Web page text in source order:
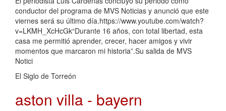
conductor del programa de MVS Noticias y anunció que este
viernes será su último día.https://www.youtube.com/watch?
v=LKMH_XcHcGk“Durante 16 años, con total libertad, esta
casa me permitió aprender, crecer, hacer amigos y vivir
momentos que marcaron mi historia”.Su salida de MVS
Notici
El Siglo de Torreón
aston villa - bayern